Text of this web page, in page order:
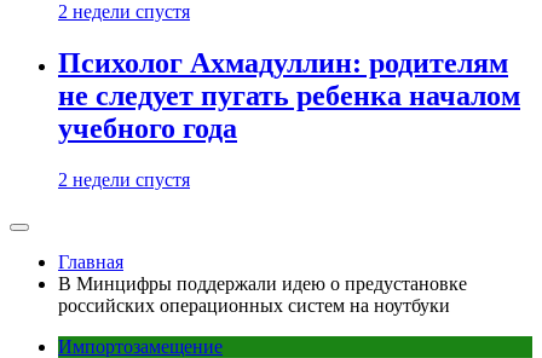
2 недели спустя
Психолог Ахмадуллин: родителям
не следует пугать ребенка началом
учебного года
2 недели спустя
Главная
В Минцифры поддержали идею о предустановке
российских операционных систем на ноутбуки
Импортозамещение